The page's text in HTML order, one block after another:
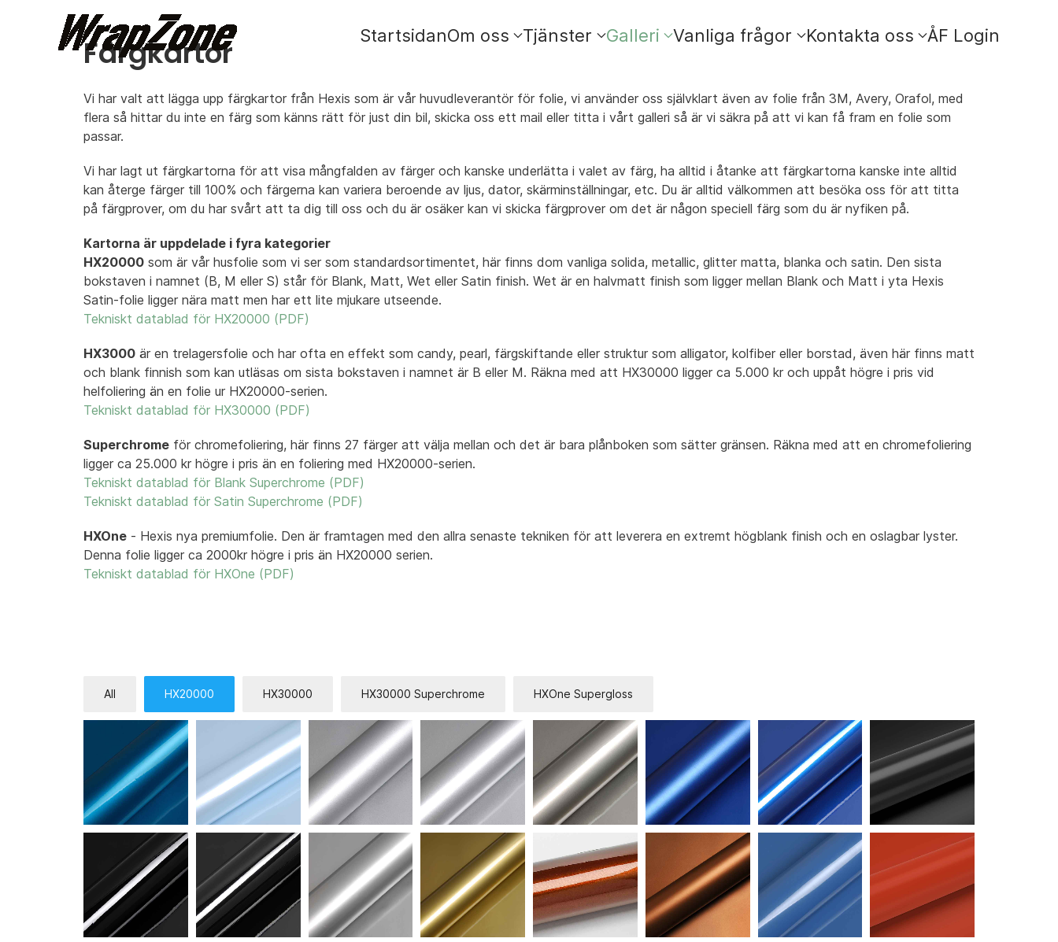
StartsidanOm oss Tjänster Galleri Vanliga frågor Kontakta oss ÅF Login
Färgkartor
Vi har valt att lägga upp färgkartor från Hexis som är vår huvudleverantör för folie, vi använder oss självklart även av folie från 3M, Avery, Orafol, med
flera så hittar du inte en färg som känns rätt för just din bil, skicka oss ett mail eller titta i vårt galleri så är vi säkra på att vi kan få fram en folie som
passar.
Vi har lagt ut färgkartorna för att visa mångfalden av färger och kanske underlätta i valet av färg, ha alltid i åtanke att färgkartorna kanske inte alltid
kan återge färger till 100% och färgerna kan variera beroende av ljus, dator, skärminställningar, etc. Du är alltid välkommen att besöka oss för att titta
på färgprover, om du har svårt att ta dig till oss och du är osäker kan vi skicka färgprover om det är någon speciell färg som du är nyfiken på.
Kartorna är uppdelade i fyra kategorier
HX20000 som är vår husfolie som vi ser som standardsortimentet, här finns dom vanliga solida, metallic, glitter matta, blanka och satin. Den sista
bokstaven i namnet (B, M eller S) står för Blank, Matt, Wet eller Satin finish. Wet är en halvmatt finish som ligger mellan Blank och Matt i yta Hexis
Satin-folie ligger nära matt men har ett lite mjukare utseende.
Tekniskt datablad för HX20000 (PDF)
HX3000 är en trelagersfolie och har ofta en effekt som candy, pearl, färgskiftande eller struktur som alligator, kolfiber eller borstad, även här finns matt
och blank finnish som kan utläsas om sista bokstaven i namnet är B eller M. Räkna med att HX30000 ligger ca 5.000 kr och uppåt högre i pris vid
helfoliering än en folie ur HX20000-serien.
Tekniskt datablad för HX30000 (PDF)
Superchrome för chromefoliering, här finns 27 färger att välja mellan och det är bara plånboken som sätter gränsen. Räkna med att en chromefoliering
ligger ca 25.000 kr högre i pris än en foliering med HX20000-serien.
Tekniskt datablad för Blank Superchrome (PDF)
Tekniskt datablad för Satin Superchrome (PDF)
HXOne - Hexis nya premiumfolie. Den är framtagen med den allra senaste tekniken för att leverera en extremt högblank finish och en oslagbar lyster.
Denna folie ligger ca 2000kr högre i pris än HX20000 serien.
Tekniskt datablad för HXOne (PDF)
All HX20000 HX30000 HX30000 Superchrome HXOne Supergloss